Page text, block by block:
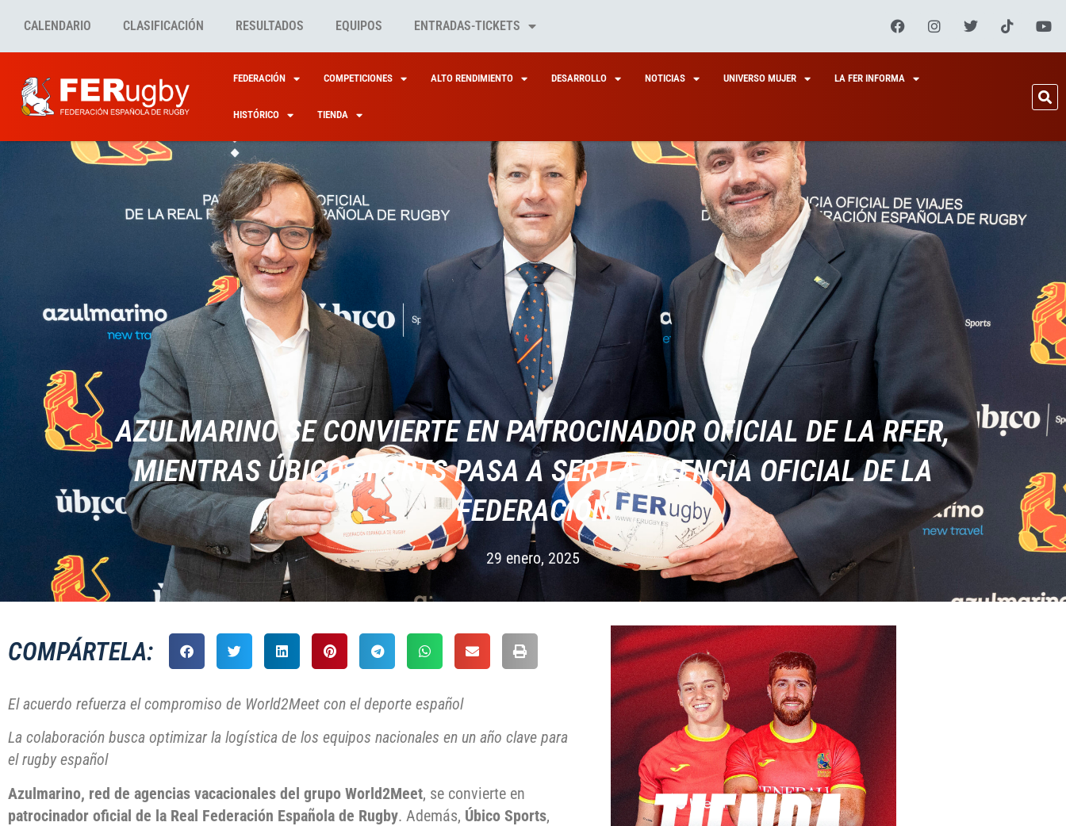
CALENDARIO CLASIFICACIÓN RESULTADOS EQUIPOS ENTRADAS-TICKETS
FEDERACIÓN COMPETICIONES ALTO RENDIMIENTO DESARROLLO NOTICIAS UNIVERSO MUJER LA FER INFORMA
HISTÓRICO TIENDA
AZULMARINO SE CONVIERTE EN PATROCINADOR OFICIAL DE LA RFER,
MIENTRAS ÚBICO SPORTS PASA A SER LA AGENCIA OFICIAL DE LA
FEDERACIÓN
29 enero, 2025
COMPÁRTELA:
El acuerdo refuerza el compromiso de World2Meet con el deporte español
La colaboración busca optimizar la logística de los equipos nacionales en un año clave para
el rugby español
Azulmarino, red de agencias vacacionales del grupo World2Meet, se convierte en
patrocinador oficial de la Real Federación Española de Rugby. Además, Úbico Sports,